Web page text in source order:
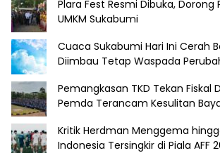
Plara Fest Resmi Dibuka, Dorong
UMKM Sukabumi
Cuaca Sukabumi Hari Ini Cerah
Diimbau Tetap Waspada
Pemangkasan TKD Tekan Fiskal
Pemda Terancam Kesulitan
Kritik Herdman Menggema
Indonesia Tersingkir di Piala AFF